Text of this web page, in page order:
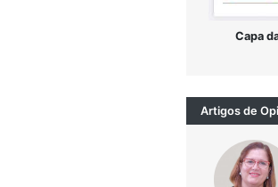
Capa
Artigos de